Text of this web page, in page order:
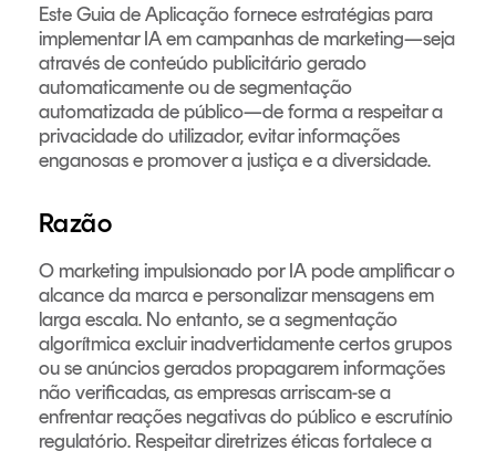
Este Guia de Aplicação fornece estratégias para
implementar IA em campanhas de marketing—seja
através de conteúdo publicitário gerado
automaticamente ou de segmentação
automatizada de público—de forma a respeitar a
privacidade do utilizador, evitar informações
enganosas e promover a justiça e a diversidade.
Razão
O marketing impulsionado por IA pode amplificar o
alcance da marca e personalizar mensagens em
larga escala. No entanto, se a segmentação
algorítmica excluir inadvertidamente certos grupos
ou se anúncios gerados propagarem informações
não verificadas, as empresas arriscam-se a
enfrentar reações negativas do público e escrutínio
regulatório. Respeitar diretrizes éticas fortalece a